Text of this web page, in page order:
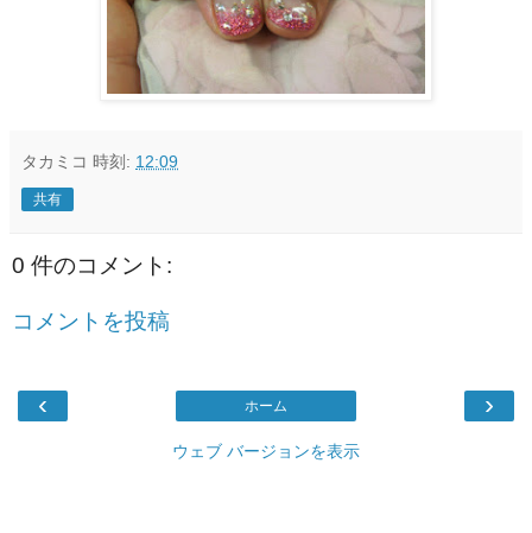
タカミコ 時刻: 12:09
共有
0 件のコメント:
コメントを投稿
‹ ›
ホーム
ウェブ バージョンを表示